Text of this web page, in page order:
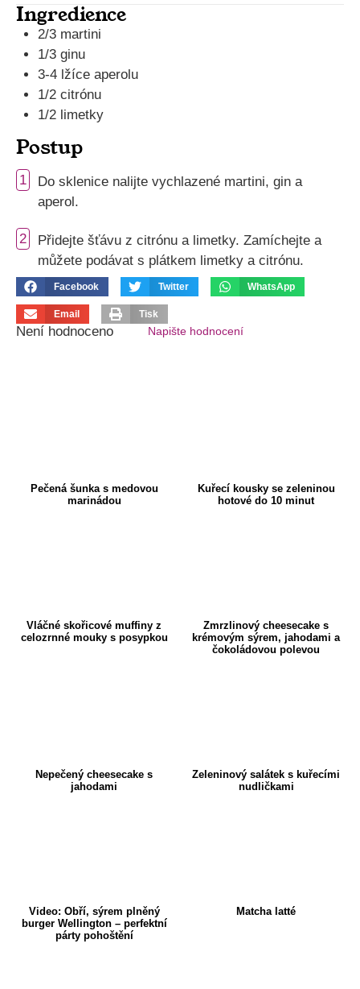
Ingredience
2/3 martini
1/3 ginu
3-4 lžíce aperolu
1/2 citrónu
1/2 limetky
Postup
1
Do sklenice nalijte vychlazené martini, gin a
aperol.
2
Přidejte šťávu z citrónu a limetky. Zamíchejte a
můžete podávat s plátkem limetky a citrónu.
Facebook Twitter WhatsApp
Email Tisk
Není hodnoceno Napište hodnocení
Pečená šunka s medovou
marinádou
Kuřecí kousky se zeleninou
hotové do 10 minut
Vláčné skořicové muffiny z
celozrnné mouky s posypkou
Zmrzlinový cheesecake s
krémovým sýrem, jahodami a
čokoládovou polevou
Nepečený cheesecake s
jahodami
Zeleninový salátek s kuřecími
nudličkami
Video: Obří, sýrem plněný
burger Wellington – perfektní
párty pohoštění
Matcha latté